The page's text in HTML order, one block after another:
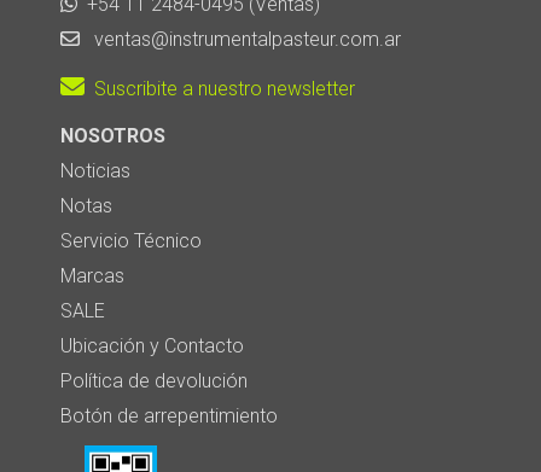
ventas@instrumentalpasteur.com.ar
Suscribite a nuestro newsletter
NOSOTROS
Noticias
Notas
Servicio Técnico
Marcas
SALE
Ubicación y Contacto
Política de devolución
Botón de arrepentimiento